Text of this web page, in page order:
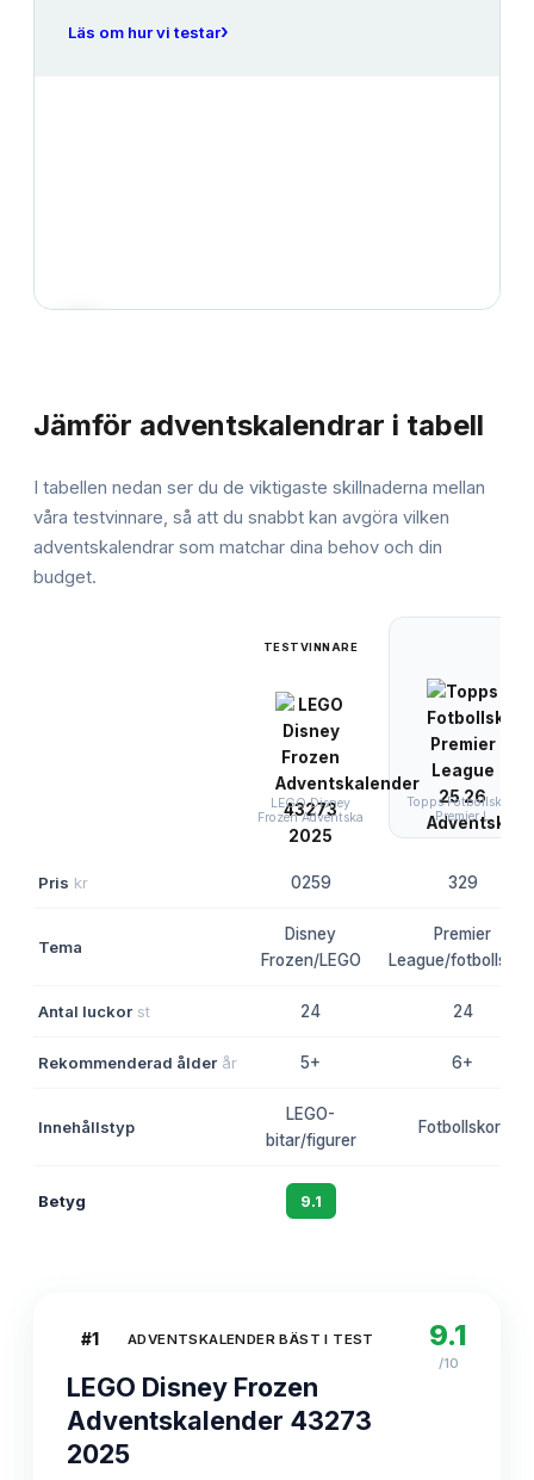
Läs om hur vi testar›
Jämför adventskalendrar i tabell
I tabellen nedan ser du de viktigaste skillnaderna mellan
våra testvinnare, så att du snabbt kan avgöra vilken
adventskalendrar som matchar dina behov och din
budget.
TESTVINNARE
LEGO Disney
Frozen Adventska
Topps Fotbollskort
Premier L
Pris kr 0259 329
Tema
Disney
Frozen/LEGO
Premier
League/
Antal luckor st 24 24
Rekommenderad ålder år 5+ 6+
Innehållstyp
LEGO-
bitar/figurer
Fotbollskort
Betyg 9.1
#1 ADVENTSKALENDER BÄST I TEST
LEGO Disney Frozen
Adventskalender 43273
2025
9.1
/10